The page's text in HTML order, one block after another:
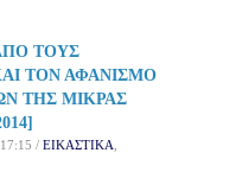
ΤΟΥΣ
ΤΟΝ ΑΦΑΝΙΣΜΟ
ΤΗΣ ΜΙΚΡΑΣ
17:15 / ΕΙΚΑΣΤΙΚΑ